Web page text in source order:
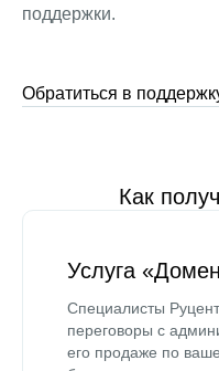
поддержки.
Обратиться в
Как
Услуга
Специалисты
переговоры с
его продаже по